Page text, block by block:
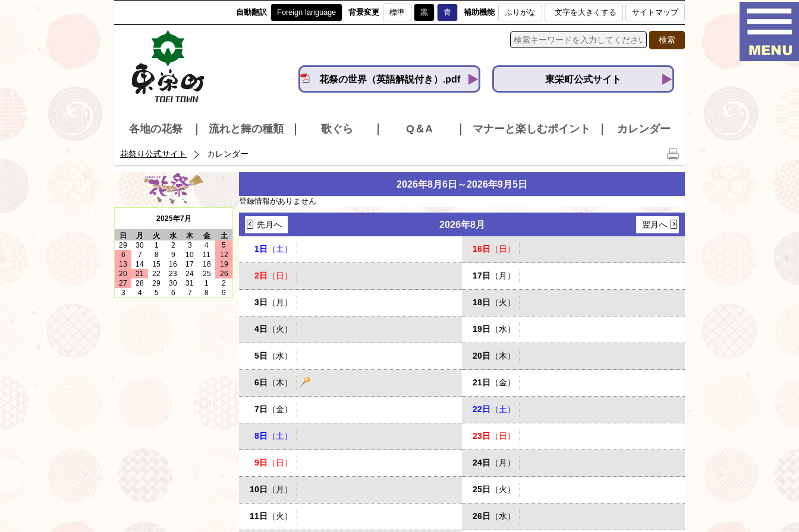
自動翻訳 Foreign language 背景変更 標準 黒 青 補助機能 ふりがな 文字を大きくする サイトマップ
花祭の世界（英語解説付き）.pdf 東栄町公式サイト
各地の花祭 流れと舞の種類 歌ぐら Q＆A マナーと楽しむポイント カレンダー
花祭り公式サイト カレンダー
2025年7月
日 月 火 水 木 金
土
29
30 1 2 3 4
5
6
7 8 9 10 11
12
13
14 15 16 17 18
19
20
21 22 23 24 25
26
27
28 29 30 31 1
2
3
4 5 6 7 8 9
2026年8月6日～2026年9月5日
登録情報がありません
2026年8月 翌月へ
先月へ
1日 （土）
2日 （日）
3日 （月）
4日 （火）
5日 （水）
6日 （木）
7日 （金）
8日 （土）
9日 （日）
10日 （月）
11日 （火）
16日 （日）
17日 （月）
18日 （火）
19日 （水）
20日 （木）
21日 （金）
22日 （土）
23日 （日）
24日 （月）
25日 （火）
26日 （水）